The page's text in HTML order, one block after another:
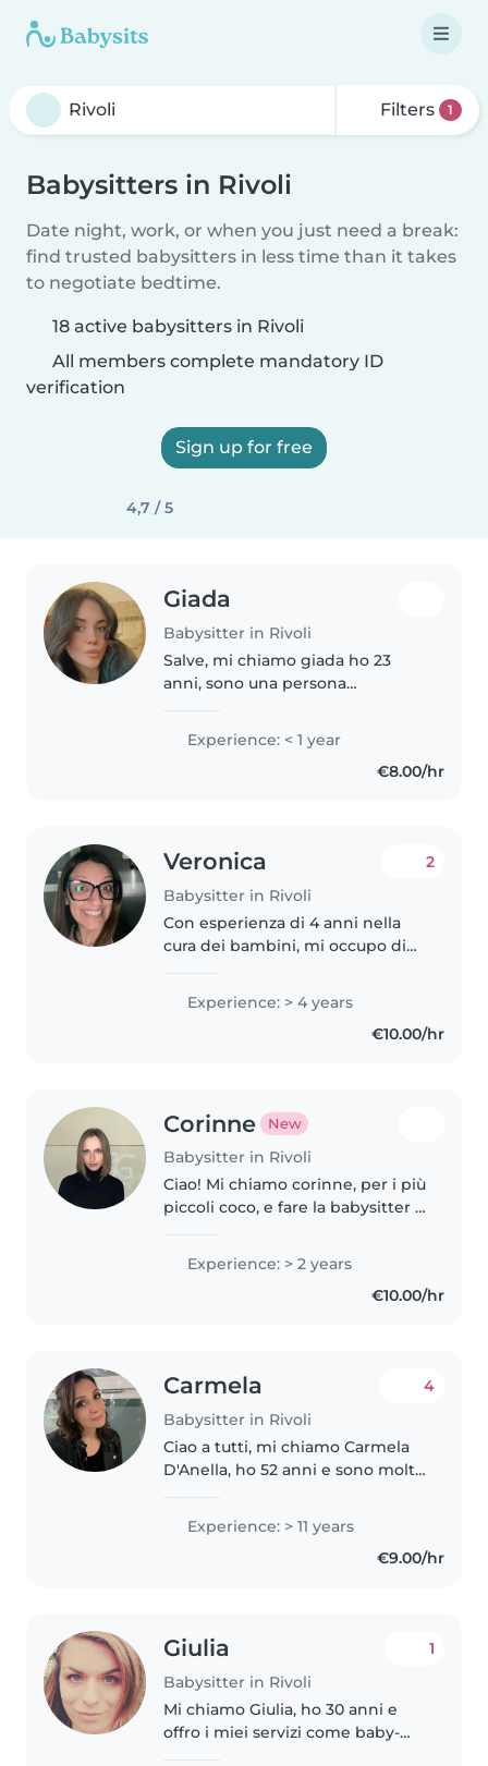
Filters 1
Babysitters in Rivoli
Date night, work, or when you just need a break:
find trusted babysitters in less time than it takes
to negotiate bedtime.
18 active babysitters in Rivoli
All members complete mandatory ID
verification
Sign up for free
4,7 / 5
Giada
Babysitter in Rivoli
Salve, mi chiamo giada ho 23
anni, sono una persona
piacciono molto i bambini e mi
piace stare a contatto con loro.
Sono una studentessa al 3 anno
Experience: < 1 year
€8.00/hr
Veronica
Babysitter in Rivoli
2
Con esperienza di 4 anni nella
cura dei bambini, mi occupo di
paziente, responsabile e calmo/a,
e mi piace disegnare, leggere..
Experience: > 4 years
€10.00/hr
Corinne New
Babysitter in Rivoli
Ciao! Mi chiamo corinne, per i più
piccoli coco, e fare la babysitter è
con entusiasmo e responsabilità.
Amo stare con i bambini perché
Experience: > 2 years
€10.00/hr
Carmela
Babysitter in Rivoli
4
Ciao a tutti, mi chiamo Carmela
D'Anella, ho 52 anni e sono molto
amata terra Lucana per oltre 50
anni, in un famiglia di 7 persone.
Experience: > 11 years
€9.00/hr
Giulia
Babysitter in Rivoli
1
Mi chiamo Giulia, ho 30 anni e
offro i miei servizi come baby-